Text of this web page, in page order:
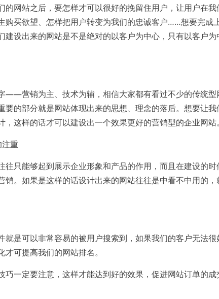
的网站之后，要怎样才可以很好的挽留住用户，让用户在
购买欲望、怎样把用户转变为我们的忠诚客户……想要完成
建设出来的网站是不是绝对的以客户为中心，只有以客户
——营销为主、技术为辅，相信大家都有看过不少的传统
要的部分就是网站体现出来的思想、理念的落后。想要让
这样的话才可以建设出一个效果更好的营销型的企业网站。
重
往只能够起到展示企业形象和产品的作用，而且在建设的
销。如果是这样的话设计出来的网站往往是中看不中用的
就是可以非常容易的被用户搜索到，如果我们的客户无法
可提高我们的网站排名。
一定要注意，这样才能达到好的效果，促进网站订单的成